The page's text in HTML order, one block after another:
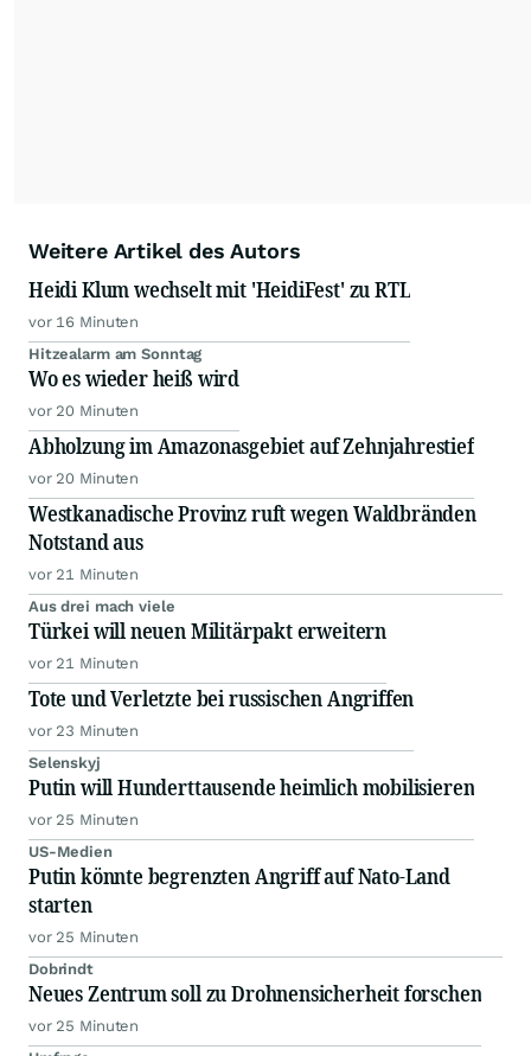
Weitere Artikel des Autors
Heidi Klum wechselt mit 'HeidiFest' zu RTL
vor 16 Minuten
Hitzealarm am Sonntag
Wo es wieder heiß wird
vor 20 Minuten
Abholzung im Amazonasgebiet auf Zehnjahrestief
vor 20 Minuten
Westkanadische Provinz ruft wegen Waldbränden
Notstand aus
vor 21 Minuten
Aus drei mach viele
Türkei will neuen Militärpakt erweitern
vor 21 Minuten
Tote und Verletzte bei russischen Angriffen
vor 23 Minuten
Selenskyj
Putin will Hunderttausende heimlich mobilisieren
vor 25 Minuten
US-Medien
Putin könnte begrenzten Angriff auf Nato-Land
starten
vor 25 Minuten
Dobrindt
Neues Zentrum soll zu Drohnensicherheit forschen
vor 25 Minuten